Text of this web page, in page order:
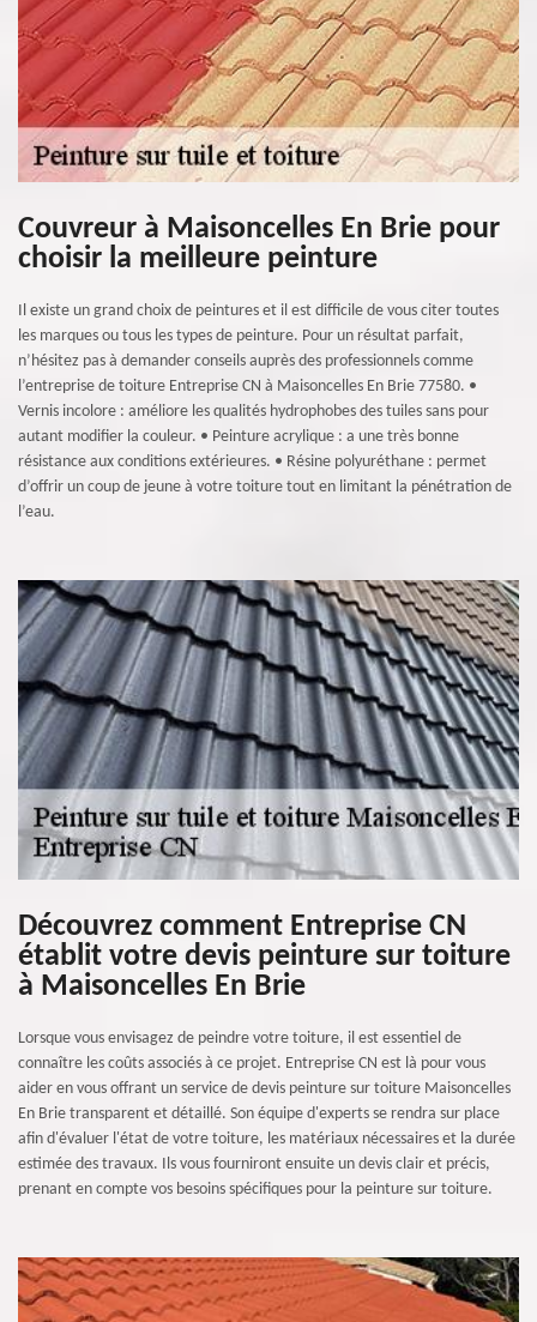
Couvreur à Maisoncelles En Brie pour
choisir la meilleure peinture
Il existe un grand choix de peintures et il est difficile de vous citer toutes
les marques ou tous les types de peinture. Pour un résultat parfait,
n’hésitez pas à demander conseils auprès des professionnels comme
l’entreprise de toiture Entreprise CN à Maisoncelles En Brie 77580. •
Vernis incolore : améliore les qualités hydrophobes des tuiles sans pour
autant modifier la couleur. • Peinture acrylique : a une très bonne
résistance aux conditions extérieures. • Résine polyuréthane : permet
d’offrir un coup de jeune à votre toiture tout en limitant la pénétration de
l’eau.
Découvrez comment Entreprise CN
établit votre devis peinture sur toiture
à Maisoncelles En Brie
Lorsque vous envisagez de peindre votre toiture, il est essentiel de
connaître les coûts associés à ce projet. Entreprise CN est là pour vous
aider en vous offrant un service de devis peinture sur toiture Maisoncelles
En Brie transparent et détaillé. Son équipe d'experts se rendra sur place
afin d'évaluer l'état de votre toiture, les matériaux nécessaires et la durée
estimée des travaux. Ils vous fourniront ensuite un devis clair et précis,
prenant en compte vos besoins spécifiques pour la peinture sur toiture.